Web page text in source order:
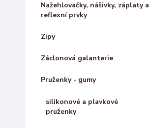
Nažehlovačky, nášivky, záplaty a
reflexní prvky
Zipy
Záclonová galanterie
Pruženky - gumy
silikonové a plavkové
pruženky